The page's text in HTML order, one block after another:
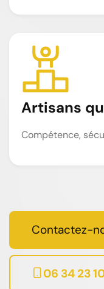
Artisans
Compétence,
Contactez-
06 34 23